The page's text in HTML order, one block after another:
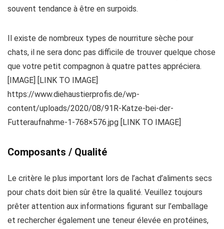
souvent tendance à être en surpoids.
Il existe de nombreux types de nourriture sèche pour
chats, il ne sera donc pas difficile de trouver quelque chose
que votre petit compagnon à quatre pattes appréciera.
[IMAGE] [LINK TO IMAGE]
https://www.diehaustierprofis.de/wp-
content/uploads/2020/08/91R-Katze-bei-der-
Futteraufnahme-1-768×576.jpg [LINK TO IMAGE]
Composants / Qualité
Le critère le plus important lors de l’achat d’aliments secs
pour chats doit bien sûr être la qualité. Veuillez toujours
prêter attention aux informations figurant sur l’emballage
et rechercher également une teneur élevée en protéines,